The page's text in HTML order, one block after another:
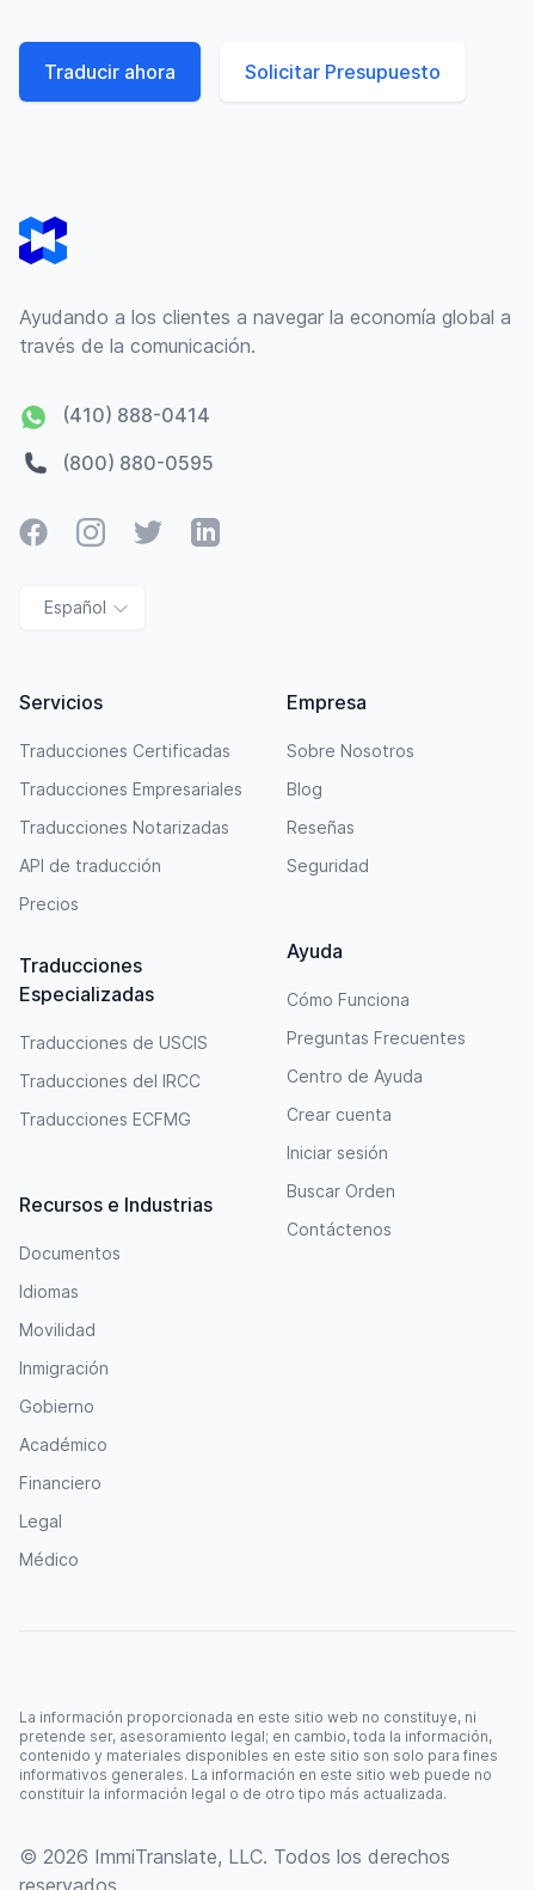
Traducir ahora Solicitar Presupuesto
Ayudando a los clientes a navegar la economía global a
través de la comunicación.
(410) 888-0414
(800) 880-0595
FacebookInstagramTwitter LinkedIn
Español
Servicios
Traducciones Certificadas
Traducciones Empresariales
Traducciones Notarizadas
API de traducción
Precios
Traducciones
Especializadas
Traducciones de USCIS
Traducciones del IRCC
Traducciones ECFMG
Recursos e Industrias
Documentos
Idiomas
Movilidad
Inmigración
Gobierno
Académico
Financiero
Legal
Médico
Empresa
Sobre Nosotros
Blog
Reseñas
Seguridad
Ayuda
Cómo Funciona
Preguntas Frecuentes
Centro de Ayuda
Crear cuenta
Iniciar sesión
Buscar Orden
Contáctenos
La información proporcionada en este sitio web no constituye, ni
pretende ser, asesoramiento legal; en cambio, toda la información,
contenido y materiales disponibles en este sitio son solo para fines
informativos generales. La información en este sitio web puede no
constituir la información legal o de otro tipo más actualizada.
© 2026 ImmiTranslate, LLC. Todos los derechos
reservados.